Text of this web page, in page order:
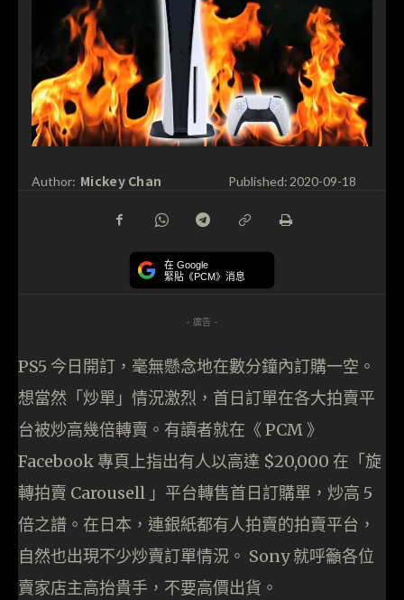
Author: Mickey Chan Published: 2020-09-18
在 Google
緊貼《PCM》消息
- 廣告 -
PS5 今日開訂，毫無懸念地在數分鐘內訂購一空。
想當然「炒單」情況激烈，首日訂單在各大拍賣平
台被炒高幾倍轉賣。有讀者就在《 PCM 》
Facebook 專頁上指出有人以高達 $20,000 在「旋
轉拍賣 Carousell 」平台轉售首日訂購單，炒高 5
倍之譜。在日本，連銀紙都有人拍賣的拍賣平台，
自然也出現不少炒賣訂單情況。 Sony 就呼籲各位
賣家店主高抬貴手，不要高價出貨。